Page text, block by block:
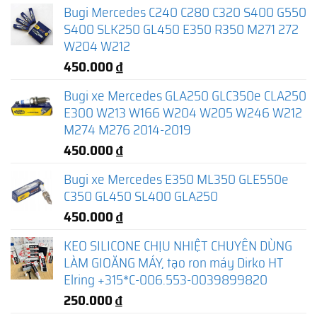
Bugi Mercedes C240 C280 C320 S400 G550
S400 SLK250 GL450 E350 R350 M271 272
W204 W212
450.000₫
Bugi xe Mercedes GLA250 GLC350e CLA250
E300 W213 W166 W204 W205 W246 W212
M274 M276 2014-2019
450.000₫
Bugi xe Mercedes E350 ML350 GLE550e
C350 GL450 SL400 GLA250
450.000₫
KEO SILICONE CHỊU NHIỆT CHUYÊN DÙNG
LÀM GIOĂNG MÁY, tạo ron máy Dirko HT
Elring +315*C-006.553-0039899820
250.000₫